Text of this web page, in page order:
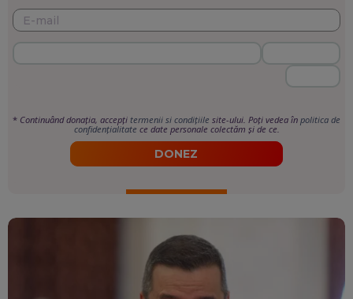
* Continuând donația, accepți termenii si condițiile site-ului. Poți vedea în politica de
confidențialitate ce date personale colectăm și de ce.
DONEZ